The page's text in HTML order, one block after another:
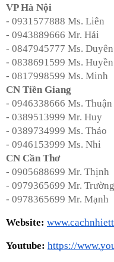
VP Hà Nội
- 0931577888 Ms. Liên
- 0943889666 Mr. Hải
- 0847945777 Ms. Duyên
- 0838691599 Ms. Huyền
- 0817998599 Ms. Minh
CN Tiền Giang
- 0946338666 Ms. Thuận
- 0389513999 Mr. Huy
- 0389734999 Ms. Thảo
- 0946153999 Ms. Nhi
CN Cần Thơ
- 0905688699 Mr. Thịnh
- 0979365699 Mr. Trường
- 0978365699 Mr. Mạnh
Website:
Youtube: https://